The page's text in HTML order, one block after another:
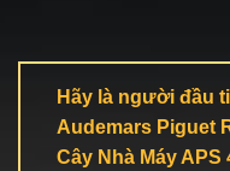
Hãy là người đầu
Audemars Piguet
Cây Nhà Máy APS